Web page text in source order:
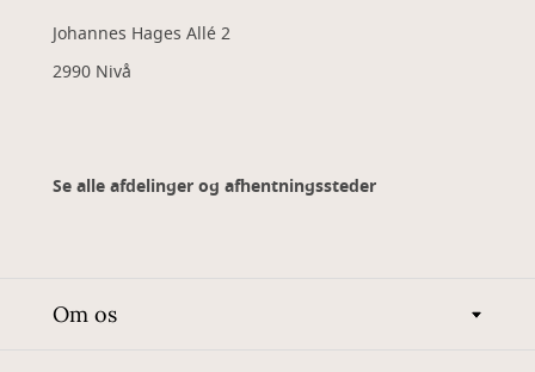
Johannes Hages Allé 2
2990 Nivå
Se alle afdelinger og afhentningssteder
Om os